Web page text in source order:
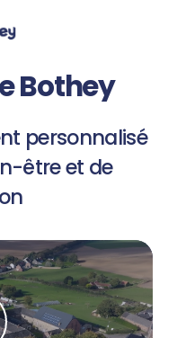
Bothey
personnalisé
êtreet de